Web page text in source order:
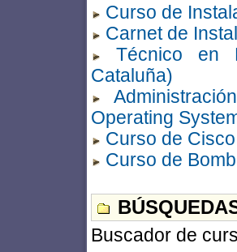
Curso de
Carnet de
Técnico en
Cataluña)
Operating
Curso de
Curso de
Buscador de